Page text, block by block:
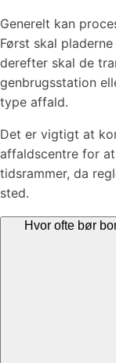
Generelt kan
Først skal
derefter skal de
genbrugsstation
type affald.
Det er vigtigt at
affaldscentre for
tidsrammer, da
sted.
Hvor ofte bør